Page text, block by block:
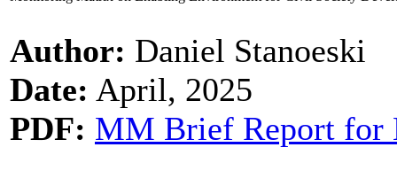
Author: Daniel Stanoeski
Date: April, 2025
PDF: MM Brief Report for